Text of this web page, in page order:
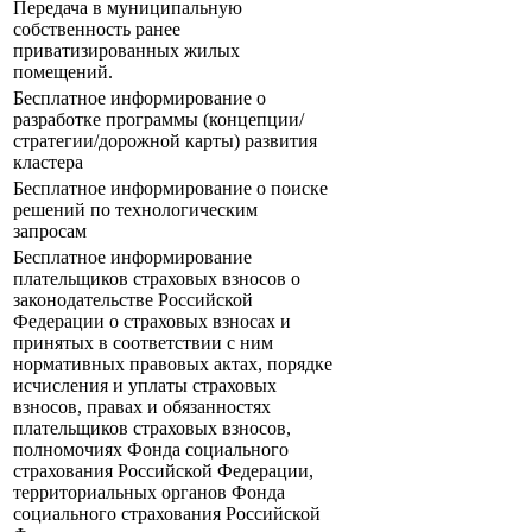
Передача в муниципальную
собственность ранее
приватизированных жилых
помещений.
Бесплатное информирование о
разработке программы (концепции/
стратегии/дорожной карты) развития
кластера
Бесплатное информирование о поиске
решений по технологическим
запросам
Бесплатное информирование
плательщиков страховых взносов о
законодательстве Российской
Федерации о страховых взносах и
принятых в соответствии с ним
нормативных правовых актах, порядке
исчисления и уплаты страховых
взносов, правах и обязанностях
плательщиков страховых взносов,
полномочиях Фонда социального
страхования Российской Федерации,
территориальных органов Фонда
социального страхования Российской